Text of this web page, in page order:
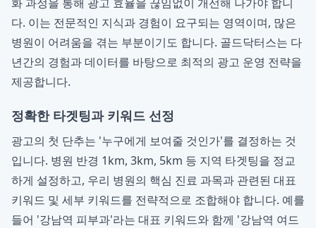
다. 이는 전문적인 지식과 경험이 요구되는 영역이며, 많은
병원이 어려움을 겪는 부분이기도 합니다. 골드닥터스는 다
년간의 경험과 데이터를 바탕으로 최적의 광고 운영 전략을
제공합니다.
정확한 타겟팅과 키워드 선정
광고의 첫 단추는 '누구에게 보여줄 것인가'를 결정하는 것
입니다. 병원 반경 1km, 3km, 5km 등 지역 타겟팅을 정교
하게 설정하고, 우리 병원의 핵심 진료 과목과 관련된 대표
키워드 및 세부 키워드를 전략적으로 조합해야 합니다. 예를
들어 '강남역 피부과'라는 대표 키워드와 함께 '강남역 여드